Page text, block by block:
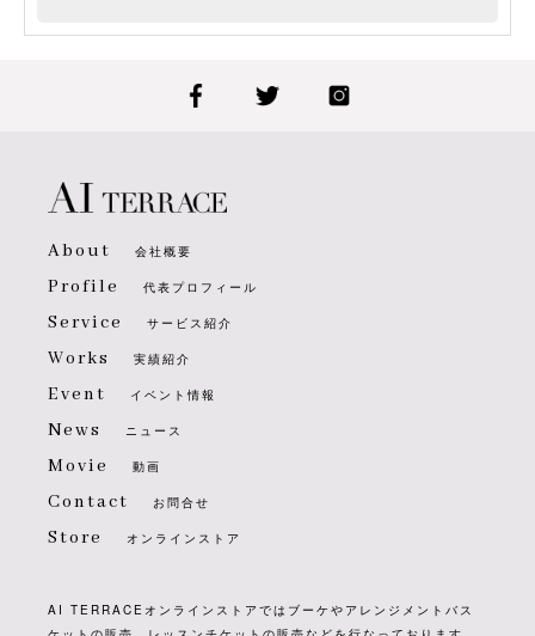
About 会社概要
Profile 代表プロフィール
Service サービス紹介
Works 実績紹介
Event イベント情報
News ニュース
Movie 動画
Contact お問合せ
Store オンラインストア
AI TERRACEオンラインストアではブーケやアレンジメントバス